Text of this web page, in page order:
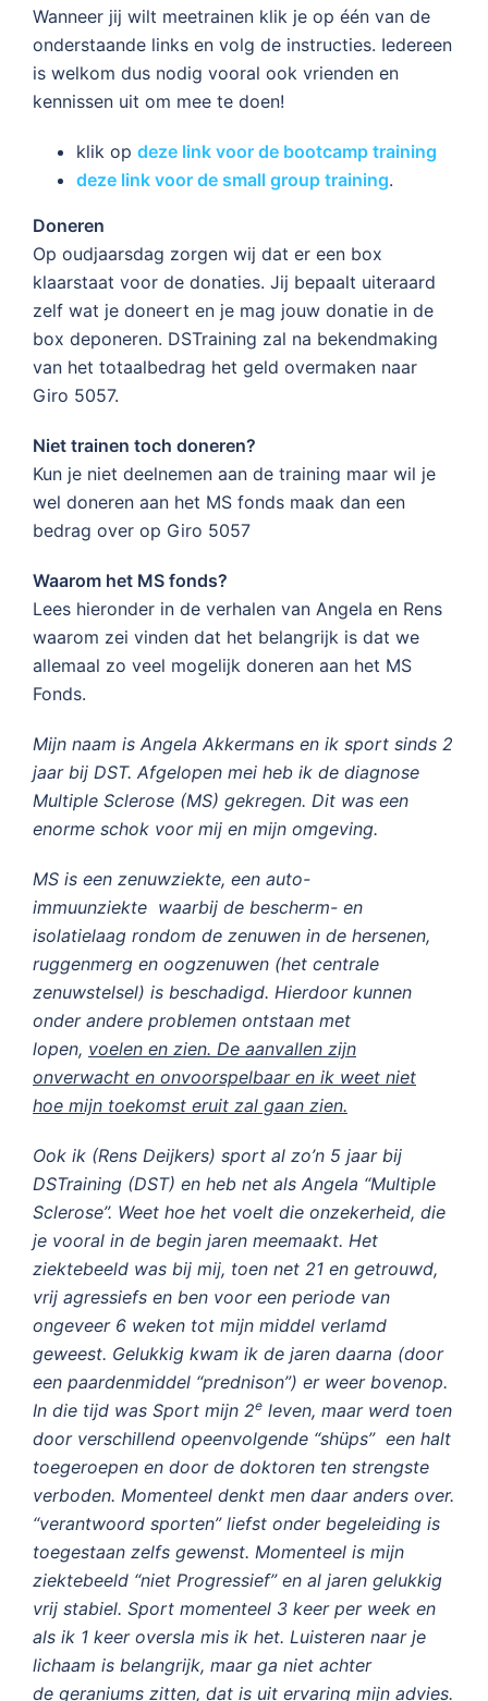
Wanneer jij wilt meetrainen klik je op één van de
onderstaande links en volg de instructies. Iedereen
is welkom dus nodig vooral ook vrienden en
kennissen uit om mee te doen!
klik op deze link voor de bootcamp training
deze link voor de small group training.
Doneren
Op oudjaarsdag zorgen wij dat er een box
klaarstaat voor de donaties. Jij bepaalt uiteraard
zelf wat je doneert en je mag jouw donatie in de
box deponeren. DSTraining zal na bekendmaking
van het totaalbedrag het geld overmaken naar
Giro 5057.
Niet trainen toch doneren?
Kun je niet deelnemen aan de training maar wil je
wel doneren aan het MS fonds maak dan een
bedrag over op Giro 5057
Waarom het MS fonds?
Lees hieronder in de verhalen van Angela en Rens
waarom zei vinden dat het belangrijk is dat we
allemaal zo veel mogelijk doneren aan het MS
Fonds.
Mijn naam is Angela Akkermans en ik sport sinds 2
jaar bij DST. Afgelopen mei heb ik de diagnose
Multiple Sclerose (MS) gekregen. Dit was een
enorme schok voor mij en mijn omgeving.
MS is een zenuwziekte, een auto-
immuunziekte waarbij de bescherm- en
isolatielaag rondom de zenuwen in de hersenen,
ruggenmerg en oogzenuwen (het centrale
zenuwstelsel) is beschadigd. Hierdoor kunnen
onder andere problemen ontstaan met
lopen, voelen en zien. De aanvallen zijn
onverwacht en onvoorspelbaar en ik weet niet
hoe mijn toekomst eruit zal gaan zien.
Ook ik (Rens Deijkers) sport al zo’n 5 jaar bij
DSTraining (DST) en heb net als Angela “Multiple
Sclerose”. Weet hoe het voelt die onzekerheid, die
je vooral in de begin jaren meemaakt. Het
ziektebeeld was bij mij, toen net 21 en getrouwd,
vrij agressiefs en ben voor een periode van
ongeveer 6 weken tot mijn middel verlamd
geweest. Gelukkig kwam ik de jaren daarna (door
een paardenmiddel “prednison”) er weer bovenop.
In die tijd was Sport mijn 2e leven, maar werd toen
door verschillend opeenvolgende “shüps” een halt
toegeroepen en door de doktoren ten strengste
verboden. Momenteel denkt men daar anders over.
“verantwoord sporten” liefst onder begeleiding is
toegestaan zelfs gewenst. Momenteel is mijn
ziektebeeld “niet Progressief” en al jaren gelukkig
vrij stabiel. Sport momenteel 3 keer per week en
als ik 1 keer oversla mis ik het. Luisteren naar je
lichaam is belangrijk, maar ga niet achter
de geraniums zitten, dat is uit ervaring mijn advies.